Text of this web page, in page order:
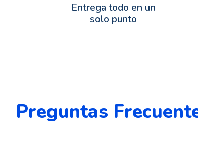
Entrega todo en un
solo punto
Preguntas